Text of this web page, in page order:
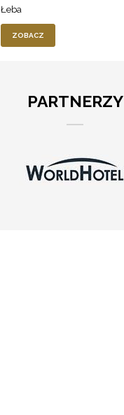
Łeba
ZOBACZ
PARTNERZY